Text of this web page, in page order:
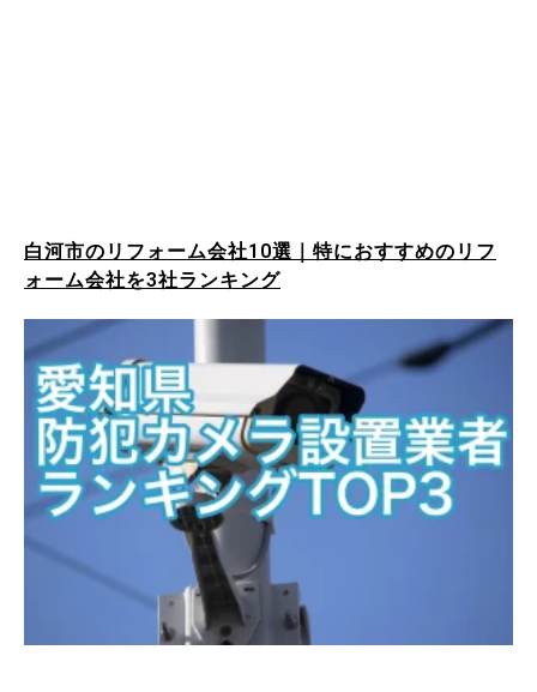
白河市のリフォーム会社10選｜特におすすめのリフ
ォーム会社を3社ランキング